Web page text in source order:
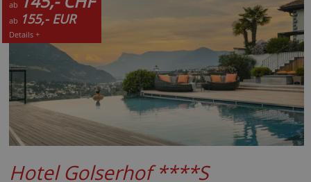
ab
ab 155,- EUR
Details +
Hotel Golserhof****S